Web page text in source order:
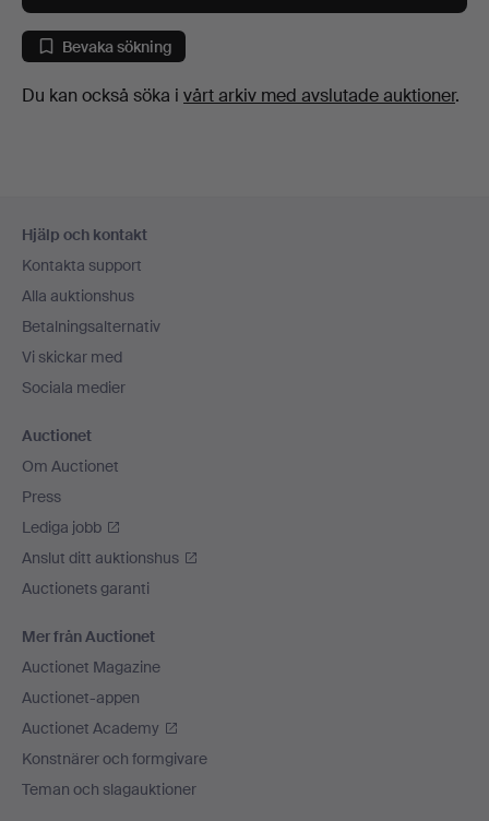
Bevaka sökning
Du kan också söka i vårt arkiv med avslutade auktioner.
Hjälp och kontakt
Kontakta support
Alla auktionshus
Betalningsalternativ
Vi skickar med
Sociala medier
Auctionet
Om Auctionet
Press
Lediga jobb
Anslut ditt auktionshus
Auctionets garanti
Mer från Auctionet
Auctionet Magazine
Auctionet-appen
Auctionet Academy
Konstnärer och formgivare
Teman och slagauktioner